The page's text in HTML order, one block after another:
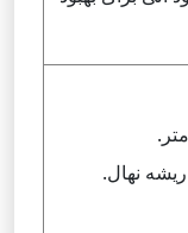
نهال.